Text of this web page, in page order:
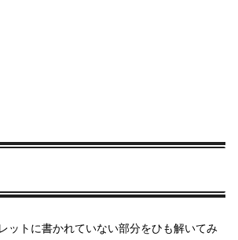
ットに書かれていない部分をひも解いてみ